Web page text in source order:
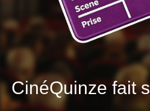
CinéQuinze fait